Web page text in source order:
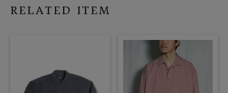
RELATED ITEM